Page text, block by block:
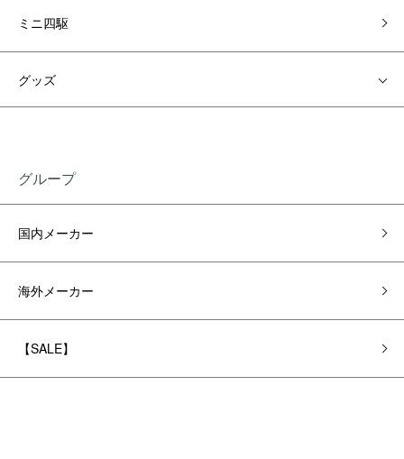
ミニ四駆
グッズ
グループ
国内メーカー
海外メーカー
【SALE】